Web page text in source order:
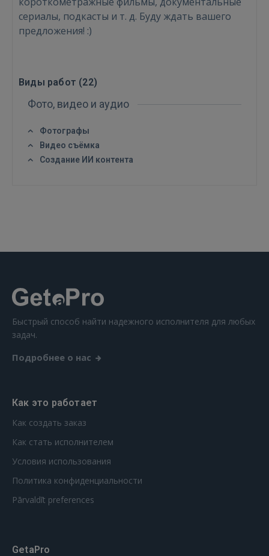
Войти
ВОЙТИ
Забыли пароль?
РЕГИСТРАЦИЯ
сериалы, подкасты и т. д. Буду ждать вашего
предложения! :)
Виды работ (22)
Фото, видео и аудио
Фотографы
Видео съёмка
Создание ИИ контента
Быстрый способ найти надежного исполнителя для любых
задач.
Подробнее о нас
Как это работает
Как создать заказ
Как стать исполнителем
Условия использования
Политика конфиденциальности
Pārvaldīt preferences
GetaPro